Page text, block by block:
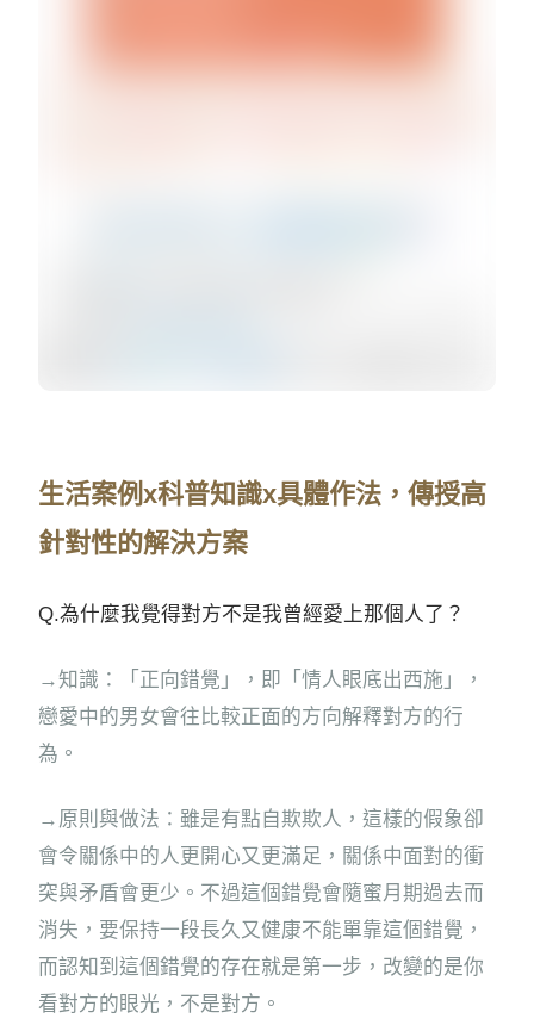
生活案例x科普知識x具體作法，傳授高
針對性的解決方案
Q.為什麼我覺得對方不是我曾經愛上那個人了？
→知識：「正向錯覺」，即「情人眼底出西施」，
戀愛中的男女會往比較正面的方向解釋對方的行
為。
→原則與做法：雖是有點自欺欺人，這樣的假象卻
會令關係中的人更開心又更滿足，關係中面對的衝
突與矛盾會更少。不過這個錯覺會隨蜜月期過去而
消失，要保持一段長久又健康不能單靠這個錯覺，
而認知到這個錯覺的存在就是第一步，改變的是你
看對方的眼光，不是對方。